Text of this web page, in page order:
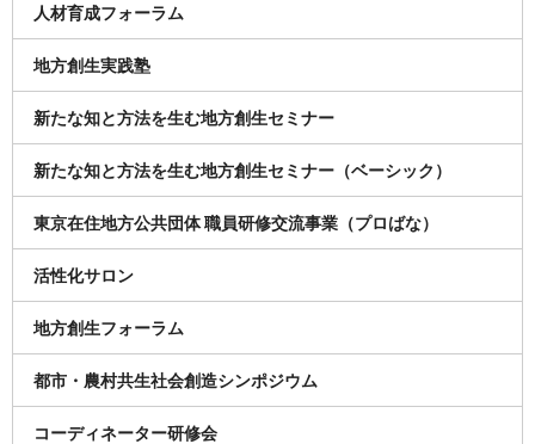
人材育成フォーラム
地方創生実践塾
新たな知と方法を生む地方創生セミナー
新たな知と方法を生む地方創生セミナー（ベーシック）
東京在住地方公共団体 職員研修交流事業（プロばな）
活性化サロン
地方創生フォーラム
都市・農村共生社会創造シンポジウム
コーディネーター研修会